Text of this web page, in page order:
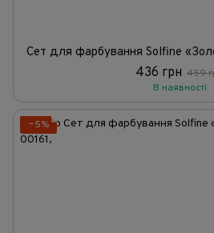
Сет для фарбування Solfine
436 грн 459
В наявності
−5%